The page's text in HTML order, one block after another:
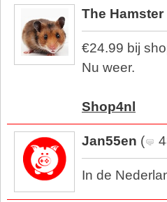
The Hamster
€24.99 bij
Nu weer.
Shop4nl
Jan55en (
In de